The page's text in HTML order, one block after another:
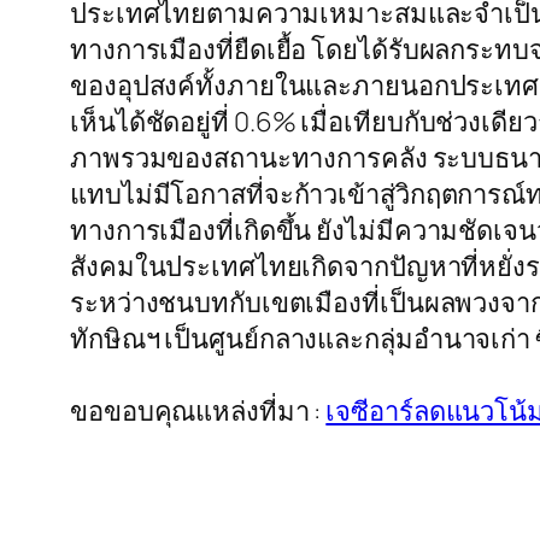
ประเทศไทยตามความเหมาะสมและจำเ
ทางการเมืองที่ยืดเยื้อ โดยได้รับผลกระท
ของอุปสงค์ทั้งภายในและภายนอกประเ
เห็นได้ชัดอยู่ที่ 0.6% เมื่อเทียบกับช่วงเดี
ภาพรวมของสถานะทางการคลัง ระบบธ
แทบไม่มีโอกาสที่จะก้าวเข้าสู่วิกฤตการณ์
ทางการเมืองที่เกิดขึ้น ยังไม่มีความชัดเจ
สังคมในประเทศไทยเกิดจากปัญหาที่หยั่
ระหว่างชนบทกับเขตเมืองที่เป็นผลพวงจ
ทักษิณฯ เป็นศูนย์กลางและกลุ่มอำนาจเก่
ขอขอบคุณแหล่งที่มา : เจซีอาร์ลดแนวโน้